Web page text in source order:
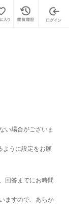
い場合がございま
ように設定をお願
回答までにお時間
ますので、あらか